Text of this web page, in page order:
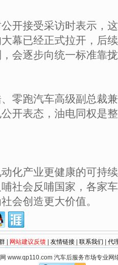
开接受采访时表示，
幕已经正式拉开，后
会逐步向统一标准靠
零跑汽车高级副总裁
开表态，油电同权是
化产业更健康的可持
社会反哺国家，各家
会创造更大价值。
网站建议反馈 友情链接 联系我们 代
www.qp110.com 汽车后服务市场专业